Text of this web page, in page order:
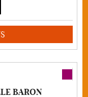
BARON